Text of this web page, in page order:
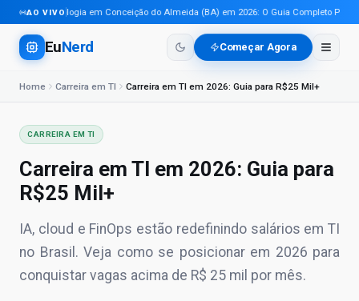
AO VIVO
Tecnologia em Conceição do Almeida (BA) em 2026: O Guia Completo Para
EuNerd Começar Agora
Home Carreira em TI Carreira em TI em 2026: Guia para R$25 Mil+
CARREIRA EM TI
Carreira em TI em 2026: Guia para
R$25 Mil+
IA, cloud e FinOps estão redefinindo salários em TI
no Brasil. Veja como se posicionar em 2026 para
conquistar vagas acima de R$ 25 mil por mês.